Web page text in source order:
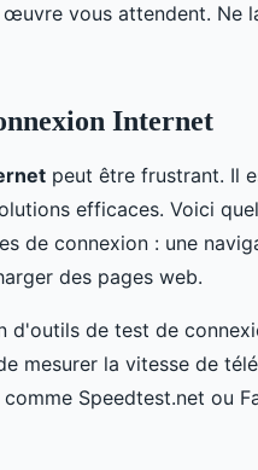
vous attendent. Ne
Internet
peut être frustrant. Il
efficaces. Voici
de connexion : une
des pages web.
d'outils de test de
mesurer la vitesse de
Speedtest.net ou